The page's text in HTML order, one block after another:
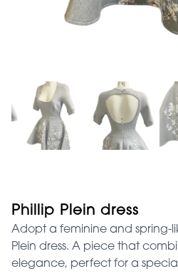
Phillip Plein dress
Adopt a feminine and spring-
Plein dress. A piece that
elegance, perfect for a